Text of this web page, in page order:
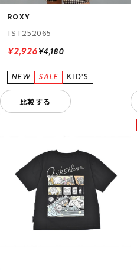
ROXY
TST252065
¥4,180
¥2,926
比較する